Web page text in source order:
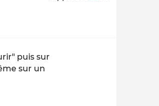
puis sur
sur un